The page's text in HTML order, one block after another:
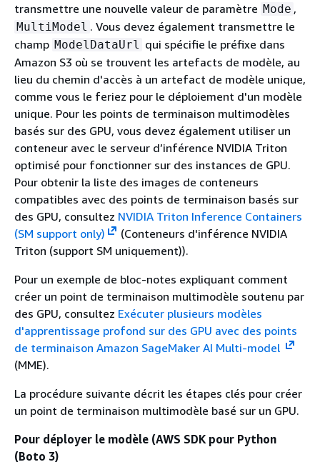
transmettre une nouvelle valeur de paramètre Mode ,
MultiModel . Vous devez également transmettre le
champ ModelDataUrl qui spécifie le préfixe dans
Amazon S3 où se trouvent les artefacts de modèle, au
lieu du chemin d'accès à un artefact de modèle unique,
comme vous le feriez pour le déploiement d'un modèle
unique. Pour les points de terminaison multimodèles
basés sur des GPU, vous devez également utiliser un
conteneur avec le serveur d’inférence NVIDIA Triton
optimisé pour fonctionner sur des instances de GPU.
Pour obtenir la liste des images de conteneurs
compatibles avec des points de terminaison basés sur
des GPU, consultez NVIDIA Triton Inference Containers
(SM support only)
(Conteneurs d'inférence NVIDIA
Triton (support SM uniquement)).
Pour un exemple de bloc-notes expliquant comment
créer un point de terminaison multimodèle soutenu par
des GPU, consultez Exécuter plusieurs modèles
d'apprentissage profond sur des GPU avec des points
de terminaison Amazon SageMaker AI Multi-model
(MME).
La procédure suivante décrit les étapes clés pour créer
un point de terminaison multimodèle basé sur un GPU.
Pour déployer le modèle (AWS SDK pour Python
(Boto 3)